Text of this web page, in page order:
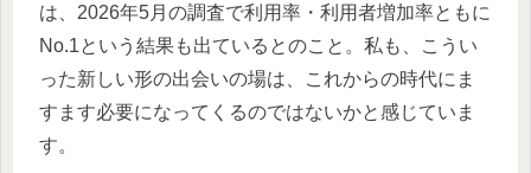
は、2026年5月の調査で利用率・利用者増加率ともに
No.1という結果も出ているとのこと。私も、こうい
った新しい形の出会いの場は、これからの時代にま
すます必要になってくるのではないかと感じていま
す。